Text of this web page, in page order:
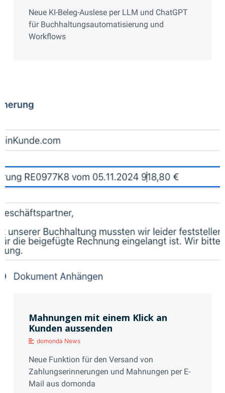
Neue KI-Beleg-Auslese per LLM und ChatGPT
für Buchhaltungsautomatisierung und
Workflows
Mahnungen mit einem Klick an
Kunden aussenden
domonda News
Neue Funktion für den Versand von
Zahlungserinnerungen und Mahnungen per E-
Mail aus domonda